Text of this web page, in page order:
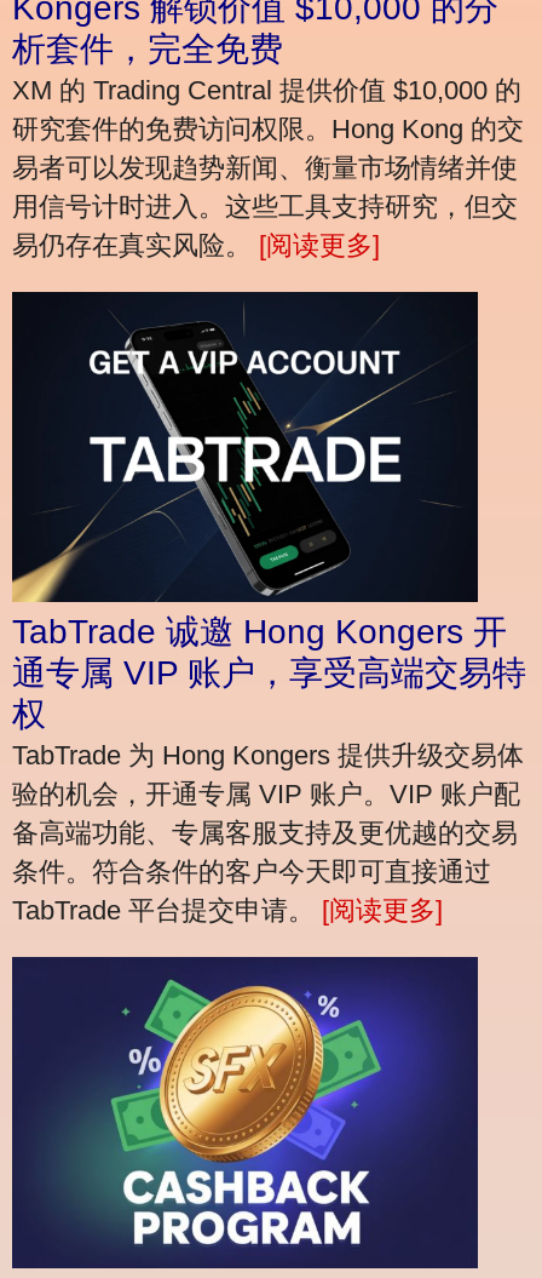
析套件，完全免费
XM 的 Trading Central 提供价值 $10,000 的
研究套件的免费访问权限。Hong Kong 的交
易者可以发现趋势新闻、衡量市场情绪并使
用信号计时进入。这些工具支持研究，但交
易仍存在真实风险。 [阅读更多]
TabTrade 诚邀 Hong Kongers 开
通专属 VIP 账户，享受高端交易特
权
TabTrade 为 Hong Kongers 提供升级交易体
验的机会，开通专属 VIP 账户。VIP 账户配
备高端功能、专属客服支持及更优越的交易
条件。符合条件的客户今天即可直接通过
TabTrade 平台提交申请。
[阅读更多]